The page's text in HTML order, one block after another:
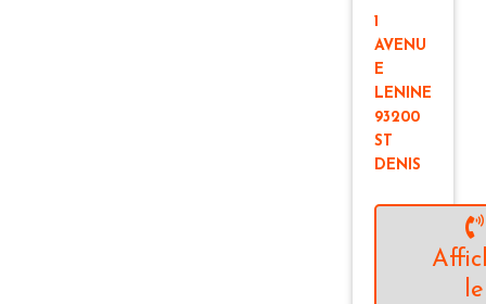
1
AVENU
E
LENINE
93200
ST
DENIS
le